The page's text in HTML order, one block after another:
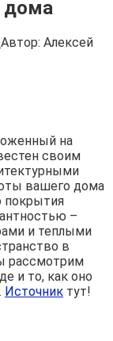
дома
Автор: Алексей
на
своим
вашего дома
покрытия
–
и теплыми
в
рассмотрим
и то, как оно
Источник тут!